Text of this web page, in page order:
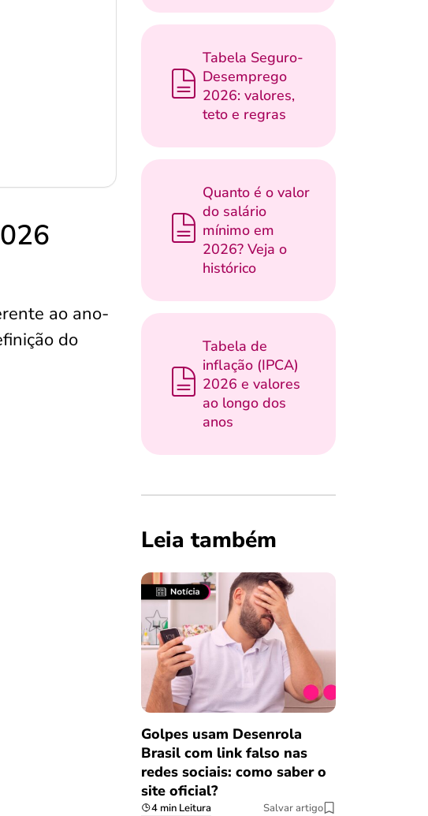
ao ano-
do
Tabela Seguro-
Desemprego
2026: valores,
teto e regras
Quanto é o valor
do salário
mínimo em
2026? Veja o
histórico
Tabela de
inflação (IPCA)
2026 e valores
ao longo dos
anos
Leia também
Golpes usam Desenrola
Brasil com link falso nas
redes sociais: como saber o
site oficial?
4 min Leitura Salvar artigo